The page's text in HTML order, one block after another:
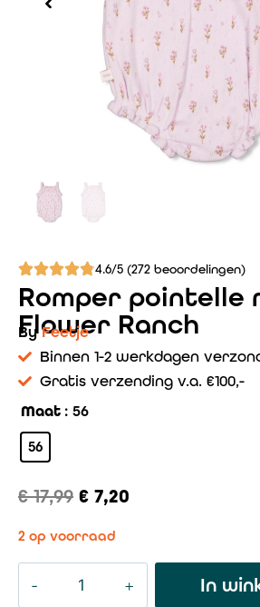
4.6/5 (272 beoordelingen)
Romper pointelle
Flower Ranch
ByFeetje
Binnen 1-2 werkdagen
Gratis verzending v.a. €100,-
Maat : 56
56
€17,99 € 7,20
2 op voorraad
In